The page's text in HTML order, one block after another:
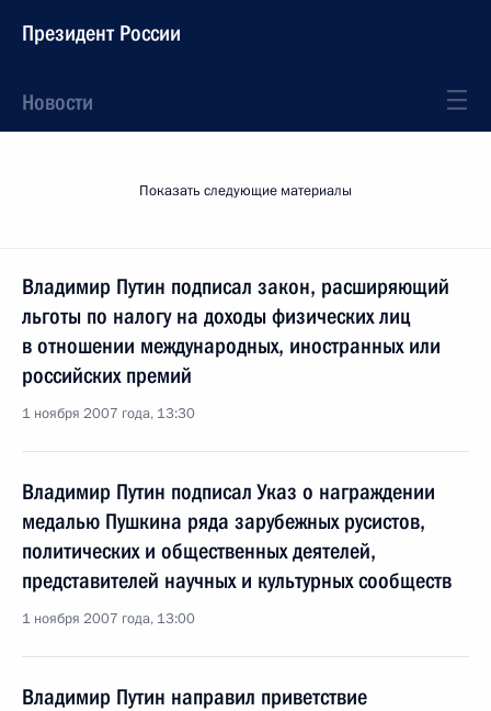
Президент России
Новости
Показать следующие материалы
Владимир Путин подписал закон, расширяющий
льготы по налогу на доходы физических лиц
в отношении международных, иностранных или
российских премий
1 ноября 2007 года, 13:30
Владимир Путин подписал Указ о награждении
медалью Пушкина ряда зарубежных русистов,
политических и общественных деятелей,
представителей научных и культурных сообществ
1 ноября 2007 года, 13:00
Владимир Путин направил приветствие